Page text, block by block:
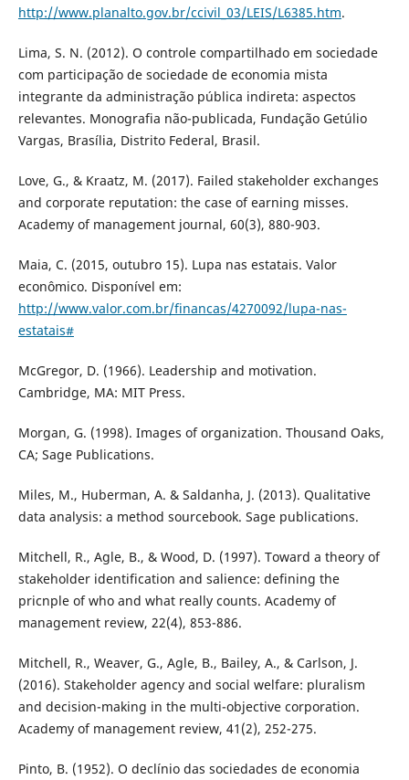
http://www.planalto.gov.br/ccivil_03/LEIS/L6385.htm.
Lima, S. N. (2012). O controle compartilhado em sociedade
com participação de sociedade de economia mista
integrante da administração pública indireta: aspectos
relevantes. Monografia não-publicada, Fundação Getúlio
Vargas, Brasília, Distrito Federal, Brasil.
Love, G., & Kraatz, M. (2017). Failed stakeholder exchanges
and corporate reputation: the case of earning misses.
Academy of management journal, 60(3), 880-903.
Maia, C. (2015, outubro 15). Lupa nas estatais. Valor
econômico. Disponível em:
http://www.valor.com.br/financas/4270092/lupa-nas-
estatais#
McGregor, D. (1966). Leadership and motivation.
Cambridge, MA: MIT Press.
Morgan, G. (1998). Images of organization. Thousand Oaks,
CA; Sage Publications.
Miles, M., Huberman, A. & Saldanha, J. (2013). Qualitative
data analysis: a method sourcebook. Sage publications.
Mitchell, R., Agle, B., & Wood, D. (1997). Toward a theory of
stakeholder identification and salience: defining the
pricnple of who and what really counts. Academy of
management review, 22(4), 853-886.
Mitchell, R., Weaver, G., Agle, B., Bailey, A., & Carlson, J.
(2016). Stakeholder agency and social welfare: pluralism
and decision-making in the multi-objective corporation.
Academy of management review, 41(2), 252-275.
Pinto, B. (1952). O declínio das sociedades de economia